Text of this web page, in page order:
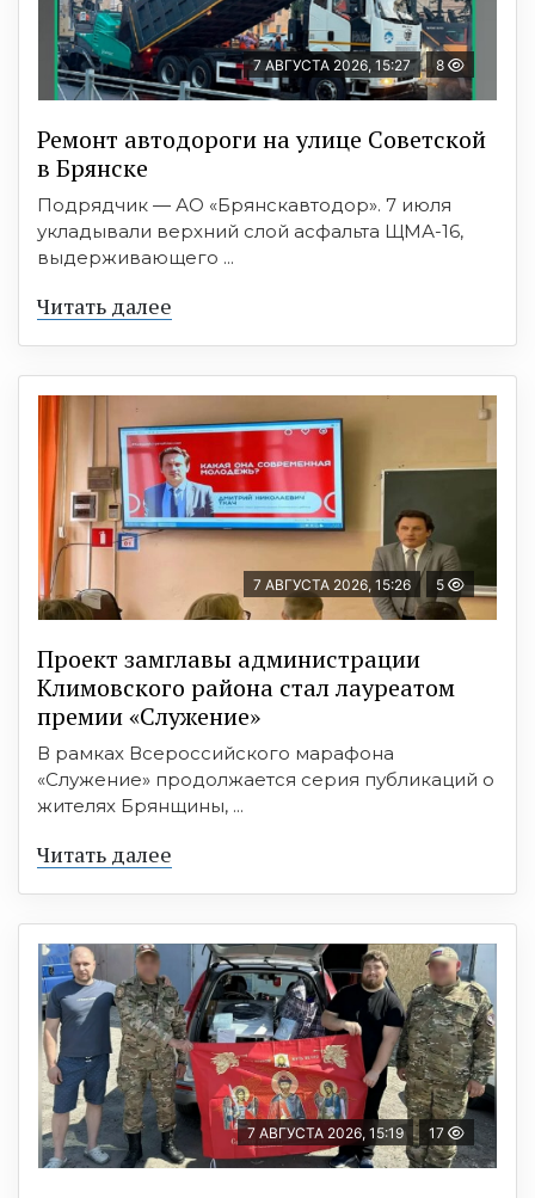
7 АВГУСТА 2026, 15:27 8
Ремонт автодороги на улице Советской
в Брянске
Подрядчик — АО «Брянскавтодор». 7 июля
укладывали верхний слой асфальта ЩМА-16,
выдерживающего ...
Читать далее
7 АВГУСТА 2026, 15:26 5
Проект замглавы администрации
Климовского района стал лауреатом
премии «Служение»
В рамках Всероссийского марафона
«Служение» продолжается серия публикаций о
жителях Брянщины, ...
Читать далее
7 АВГУСТА 2026, 15:19 17